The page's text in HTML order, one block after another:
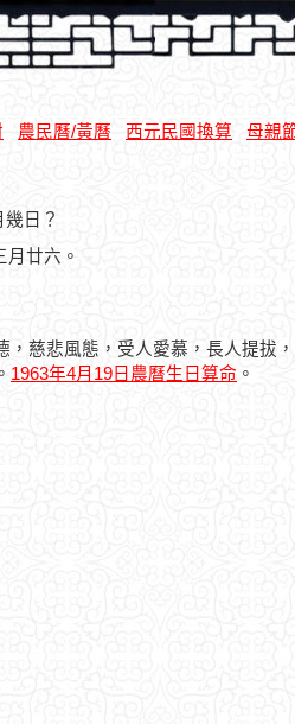
農民曆/黃曆 西元民國換算 母親
日？
月廿六。
，慈悲風態，受人愛慕，長人提拔
1963年4月19日農曆生日算命 。